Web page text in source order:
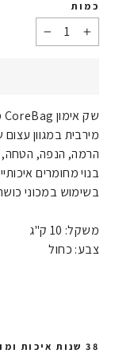
כמות
− +
מירבית במגוון עצום
הרמה, הנפה, הטחה,
בנוי מחומרים
בשימוש במכוני כושר
משקל: 10 ק"ג
צבע: כחול
38 שנות איכות ומוניטין